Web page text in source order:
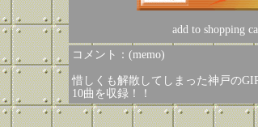
add to shopping
コメント：(memo)
惜しくも解散してしまった神戸の
10曲を収録！！